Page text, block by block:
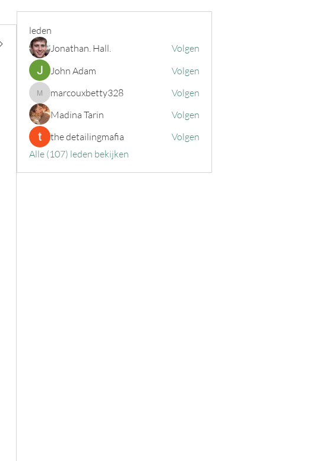
leden
Jonathan. Hall.
Volgen
John Adam
Volgen
marcouxbetty328
marcouxbetty328
Volgen
Madina Tarin
Volgen
the detailingmafia
Volgen
Alle (107) leden bekijken